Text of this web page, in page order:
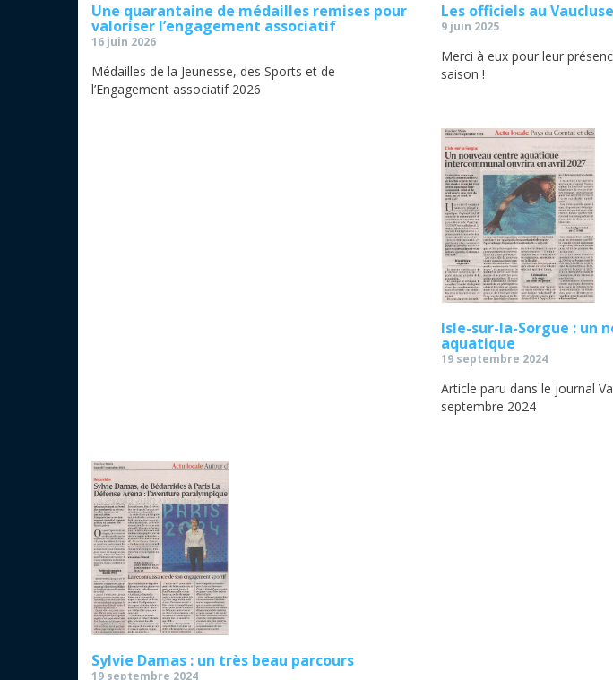
Une quarantaine de médailles remises pour
valoriser l’engagement associatif
16 juin 2026
Médailles de la Jeunesse, des Sports et de
l’Engagement associatif 2026
Les officiels au
9 juin 2025
Merci à eux pour leur
saison !
Isle-sur-la-Sorgue : un
aquatique
19 septembre 2024
Article paru dans le journal
septembre 2024
Sylvie Damas : un très beau parcours
19 septembre 2024